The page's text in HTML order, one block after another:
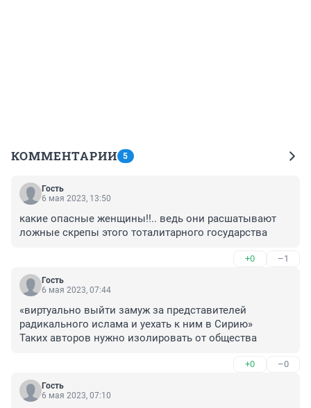
КОММЕНТАРИИ 5
Гость
6 мая 2023, 13:50
какие опасные женщины!!.. ведь они расшатывают
ложные скрепы этого тоталитарного государства
+0 –1
Гость
6 мая 2023, 07:44
«виртуально выйти замуж за представителей
радикального ислама и уехать к ним в Сирию»
Таких авторов нужно изолировать от общества
+0 –0
Гость
6 мая 2023, 07:10